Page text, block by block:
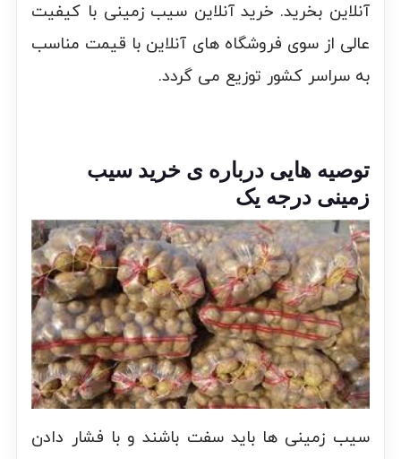
آنلاین بخرید. خرید آنلاین سیب زمینی با کیفیت
عالی از سوی فروشگاه های آنلاین با قیمت مناسب
به سراسر کشور توزیع می گردد.
توصیه هایی درباره ی خرید سیب
زمینی درجه یک
سیب زمینی ها باید سفت باشند و با فشار دادن